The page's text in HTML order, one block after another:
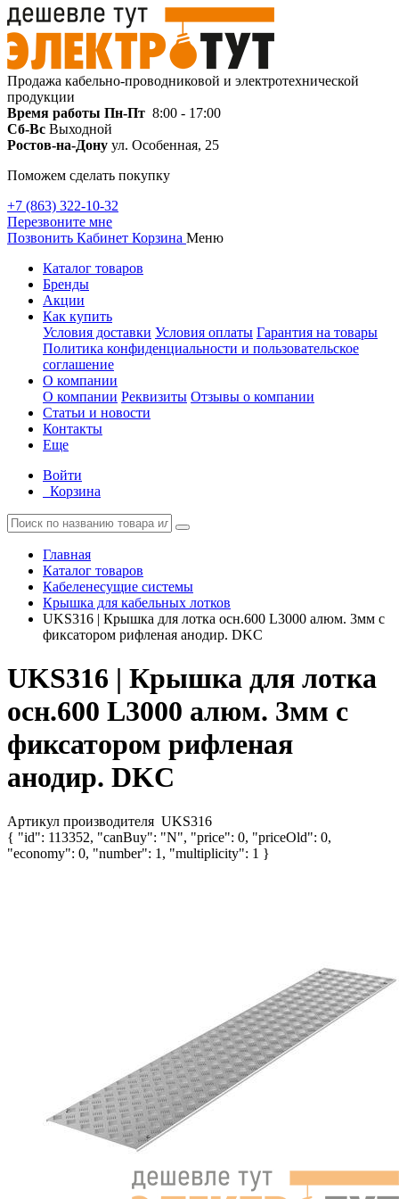
Продажа кабельно-проводниковой и электротехнической
продукции
Время работы Пн-Пт 8:00 - 17:00
Сб-Вс Выходной
Ростов-на-Дону ул. Особенная, 25
Поможем сделать покупку
+7 (863) 322-10-32
Перезвоните мне
Позвонить Кабинет Корзина Меню
Каталог товаров
Бренды
Акции
Как купить
Условия доставки Условия оплаты Гарантия на товары
Политика конфиденциальности и пользовательское
соглашение
О компании
О компании Реквизиты Отзывы о компании
Статьи и новости
Контакты
Еще
Войти
Корзина
Главная
Каталог товаров
Кабеленесущие системы
Крышка для кабельных лотков
UKS316 | Крышка для лотка осн.600 L3000 алюм. 3мм с
фиксатором рифленая анодир. DKC
UKS316 | Крышка для лотка
осн.600 L3000 алюм. 3мм с
фиксатором рифленая
анодир. DKC
Артикул производителя UKS316
{ "id": 113352, "canBuy": "N", "price": 0, "priceOld": 0,
"economy": 0, "number": 1, "multiplicity": 1 }